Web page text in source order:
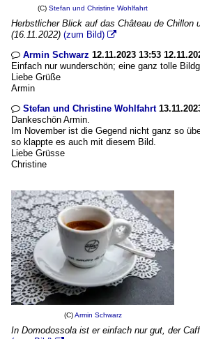
(C) Stefan und Christine Wohlfahrt
Herbstlicher Blick auf das Château de Chillon
(16.11.2022) (zum Bild) 
 Armin Schwarz 12.11.2023 13:53
Einfach nur wunderschön; eine ganz tolle
Liebe Grüße
Armin
 Stefan und Christine Wohlfahrt
Dankeschön Armin.
Im November ist die Gegend nicht ganz so
so klappte es auch mit diesem Bild.
Liebe Grüsse
Christine
(C)Armin Schwarz
In Domodossola ist er einfach nur gut, der